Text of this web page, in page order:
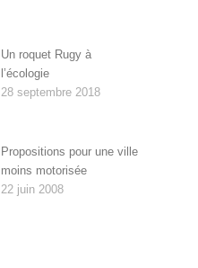
Un roquet Rugy à
l’écologie
28 septembre 2018
Propositions pour une ville
moins motorisée
22 juin 2008